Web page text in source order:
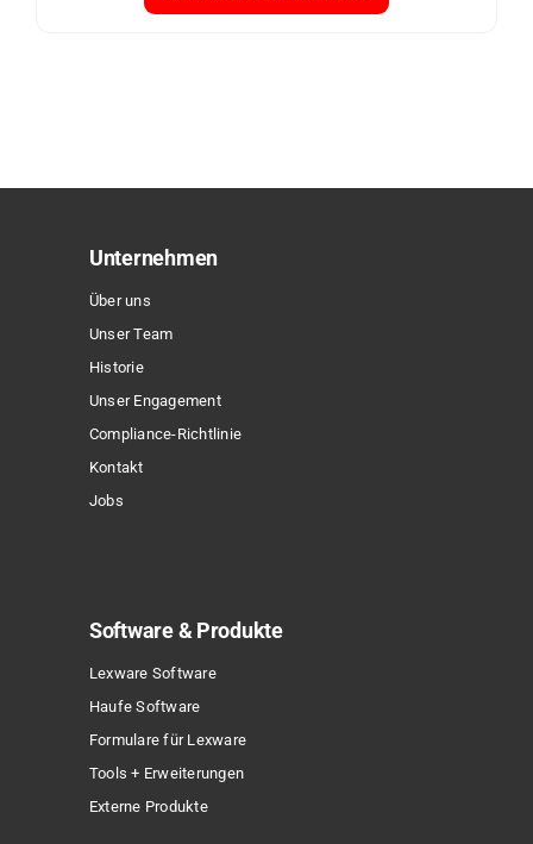
Unternehmen
Über uns
Unser Team
Historie
Unser Engagement
Compliance-Richtlinie
Kontakt
Jobs
Software & Produkte
Lexware Software
Haufe Software
Formulare für Lexware
Tools + Erweiterungen
Externe Produkte